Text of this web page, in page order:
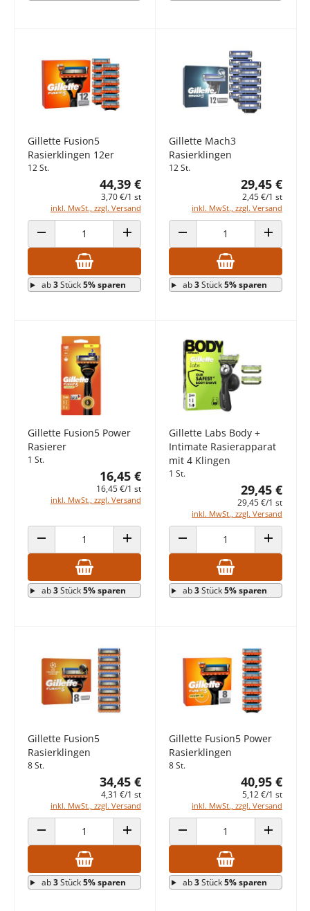
Gillette Fusion5
Rasierklingen 12er
12 St.
44,39 €
3,70 €/1 st
inkl. MwSt., zzgl. Versand
ANZAHL VERRINGERN ANZAHL ERHÖHEN
ab3Stück5% sparen
Gillette Mach3
Rasierklingen
12 St.
29,45 €
2,45 €/1 st
inkl. MwSt., zzgl. Versand
ANZAHL VERRINGERN ANZAHL
ab3Stück5% sparen
Gillette Fusion5 Power
Rasierer
1 St.
16,45 €
16,45 €/1 st
inkl. MwSt., zzgl. Versand
ANZAHL VERRINGERN ANZAHL ERHÖHEN
ab3Stück5% sparen
Gillette Labs Body +
Intimate Rasierapparat
mit 4 Klingen
1 St.
29,45 €
29,45 €/1 st
inkl. MwSt., zzgl. Versand
ANZAHL VERRINGERN ANZAHL
ab3Stück5% sparen
Gillette Fusion5
Rasierklingen
8 St.
34,45 €
4,31 €/1 st
inkl. MwSt., zzgl. Versand
ANZAHL VERRINGERN ANZAHL ERHÖHEN
ab3Stück5% sparen
Gillette Fusion5 Power
Rasierklingen
8 St.
40,95 €
5,12 €/1 st
inkl. MwSt., zzgl. Versand
ANZAHL VERRINGERN ANZAHL
ab3Stück5% sparen